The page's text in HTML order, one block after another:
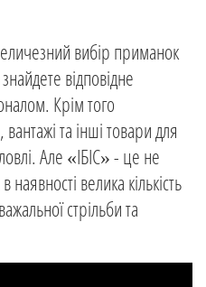
вибір приманок
відповідне
Крім того
та інші товари для
Але «ІБІС» - це не
велика кількість
стрільби та